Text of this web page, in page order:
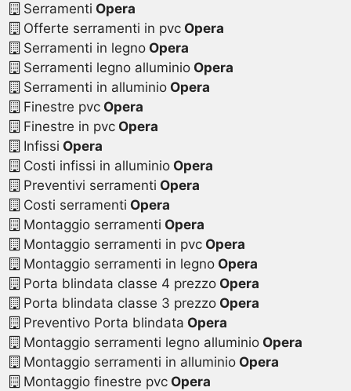
Serramenti Opera
Offerte serramenti in pvcOpera
Serramenti in legnoOpera
Serramenti legno alluminioOpera
Serramenti in alluminioOpera
Finestre pvcOpera
Finestre in pvcOpera
Infissi Opera
Costi infissi in alluminioOpera
Preventivi serramenti Opera
Costi serramenti Opera
Montaggio serramenti Opera
Montaggio serramenti in pvcOpera
Montaggio serramenti in legnoOpera
Porta blindata classe 4 prezzoOpera
Porta blindata classe 3 prezzoOpera
Preventivo Porta blindata Opera
Montaggio serramenti legno alluminioOpera
Montaggio serramenti in alluminioOpera
Montaggio finestre pvcOpera